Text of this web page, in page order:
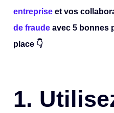
entreprise et vos
de fraude avec 5 bonnes
place 👇
1.